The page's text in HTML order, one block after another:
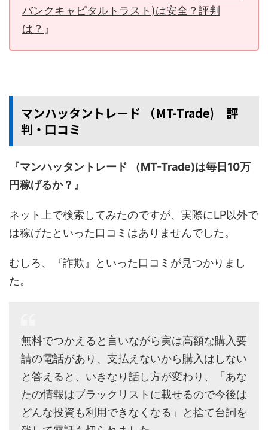
バンクキャピタルトラスト)は安全？評判
は？ 』
マンハッタントレード （MT-Trade) 評
判・口コミ
『マンハッタントレード （MT-Trade)は毎日10万
円稼げるか？』
ネット上で検索してみたのですが、実際にLP以外で
は稼げたといった口コミはありませんでした。
むしろ、『詐欺』といった口コミが見つかりまし
た。
無料でつかえると言いながら実は高額な購入要
請の電話があり、支払えないから購入はしない
と答えると、いきなり話し方が変わり、「あな
たの情報はブラックリストに載せるので今後は
どんな投資も利用できなくなる」と捨て台詞を